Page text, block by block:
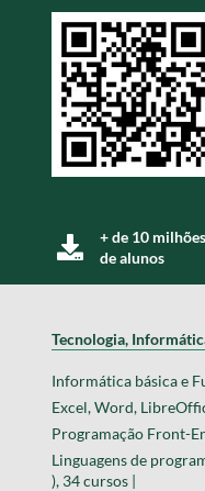
+ de 10 milhões
de alunos
Tecnologia,
Informática básica e
Excel, Word,
Programação Front-
Linguagens de
), 34 cursos |